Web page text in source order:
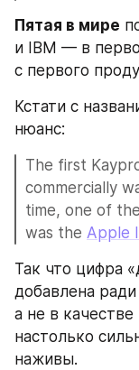
Пятая в мире
и IBM — в
с первого
Кстати с
нюанс:
The first
commercially
time, one of
was the Apple II
Так что цифра
добавлена
а не в
настолько
наживы.